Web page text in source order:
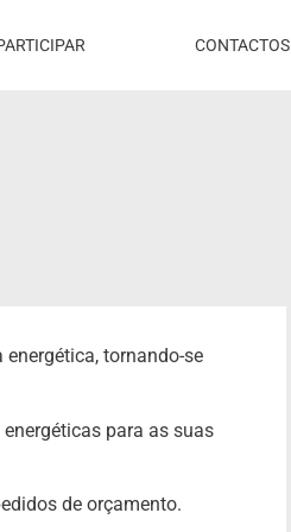
CONTACTOS
tornando-se
para as suas
de orçamento.